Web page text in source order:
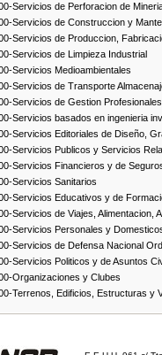
Servicios de Perforacion de
Servicios de Construccion y
Servicios de Produccion,
Servicios de Limpieza Industrial
Servicios Medioambientales
Servicios de Transporte
Servicios de Gestion
Servicios basados en ingenieria
Servicios Editoriales de Diseño,
Servicios Publicos y Servicios
Servicios Financieros y de
Servicios Sanitarios
Servicios Educativos y de
Servicios de Viajes, Alimentacion,
Servicios Personales y
Servicios de Defensa Nacional
Servicios Politicos y de Asuntos
Organizaciones y Clubes
Terrenos, Edificios, Estructuras y